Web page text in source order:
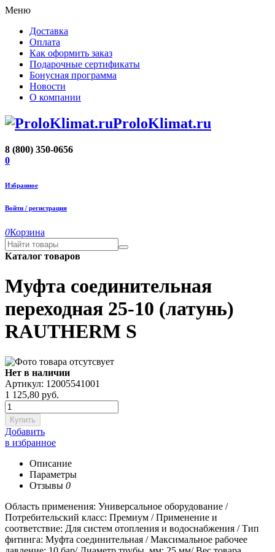
Меню
Доставка
Оплата
Как оформить заказ
Подарочные сертификаты
Бонусная программа
Новости
О компании
ProloKlimat.ru
8 (800) 350-0656
0
Избранное
Войти / регистрация
0Корзина
Каталог товаров
Муфта соединительная
переходная 25-10 (латунь)
RAUTHERM S
Нет в наличии
Артикул: 12005541001
1 125,80 руб.
Купить
Добавить
в избранное
Описание
Параметры
Отзывы 0
Область применения: Универсальное оборудование /
Потребительский класс: Премиум / Применение и
соответствие: Для систем отопления и водоснабжения / Тип
фитинга: Муфта соединительная / Максимальное рабочее